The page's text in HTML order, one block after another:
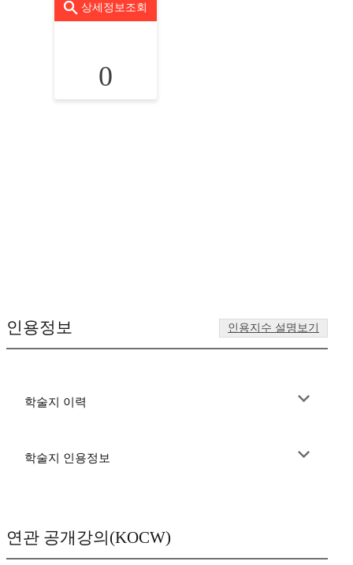
상세정보조회
0
인용정보 인용지수 설명보기
학술지 이력
학술지 인용정보
연관 공개강의(KOCW)